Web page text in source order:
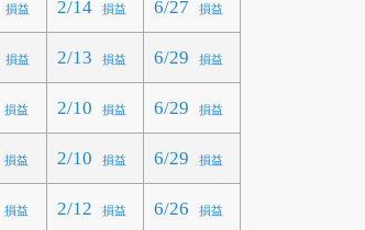
損益 2/14 損益 6/27 損益
損益 2/13 損益 6/29 損益
損益 2/10 損益 6/29 損益
損益 2/10 損益 6/29 損益
損益 2/12 損益 6/26 損益